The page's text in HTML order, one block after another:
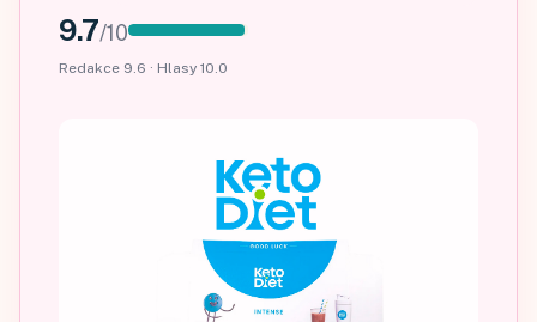
9.7/10
Redakce 9.6 · Hlasy 10.0